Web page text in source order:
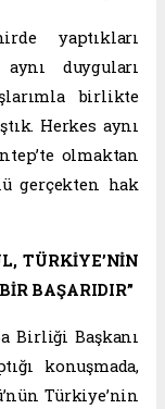
yaptıkları
duyguları
birlikte
Herkes aynı
olmaktan
gerçekten hak
TÜRKİYE’NİN
BAŞARIDIR”
Birliği Başkanı
konuşmada,
Türkiye’nin